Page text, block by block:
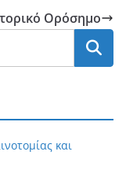
Ορόσημο
και